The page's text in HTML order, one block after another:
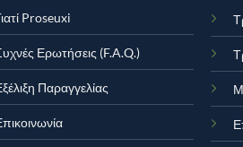
Proseuxi
Ερωτήσεις (F.A.Q.)
Παραγγελίας